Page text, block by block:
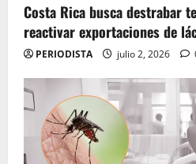
Costa Rica busca destrabar
reactivar exportaciones de
PERIODISTA julio 2, 2026